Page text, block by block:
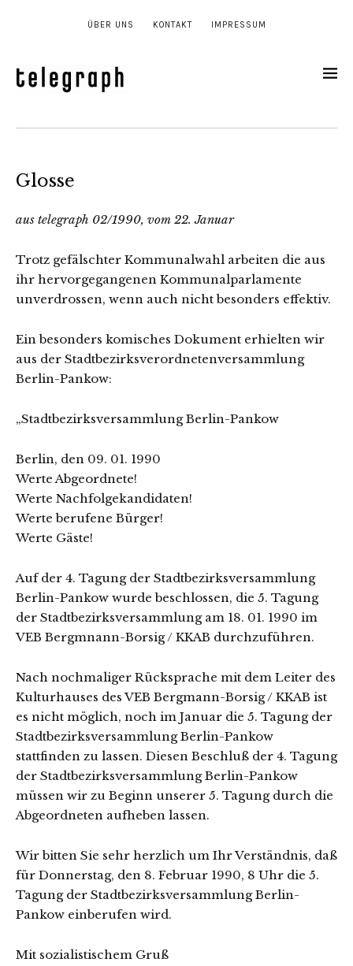
ÜBER UNS KONTAKT IMPRESSUM
Glosse
aus telegraph 02/1990, vom 22. Januar
Trotz gefälschter Kommunalwahl arbeiten die aus
ihr hervorgegangenen Kommunalparlamente
unverdrossen, wenn auch nicht besonders effektiv.
Ein besonders komisches Dokument erhielten wir
aus der Stadtbezirks­verordnetenversammlung
Berlin-Pankow:
„Stadtbezirksversammlung Berlin-Pankow
Berlin, den 09. 01. 1990
Werte Abgeordnete!
Werte Nachfolgekandidaten!
Werte berufene Bürger!
Werte Gäste!
Auf der 4. Tagung der Stadtbezirksversammlung
Berlin-Pankow wurde beschlossen, die 5. Tagung
der Stadtbezirksversammlung am 18. 01. 1990 im
VEB Bergmnann-Borsig / KKAB durchzuführen.
Nach nochmaliger Rücksprache mit dem Leiter des
Kulturhauses des VEB Bergmann-Borsig / KKAB ist
es nicht möglich, noch im Januar die 5. Tagung der
Stadtbezirksversammlung Berlin-Pankow
stattfinden zu lassen. Diesen Beschluß der 4. Tagung
der Stadtbezirksversammlung Berlin-Pankow
müssen wir zu Beginn unserer 5. Tagung durch die
Abgeordneten aufheben lassen.
Wir bitten Sie sehr herzlich um Ihr Verständnis, daß
für Donnerstag, den 8. Februar 1990, 8 Uhr die 5.
Tagung der Stadtbezirksversammlung Berlin-
Pankow einberufen wird.
Mit sozialistischem Gruß